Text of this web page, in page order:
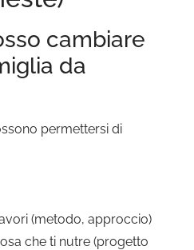
cambiare
da
permettersi di
(metodo, approccio)
che ti nutre (progetto